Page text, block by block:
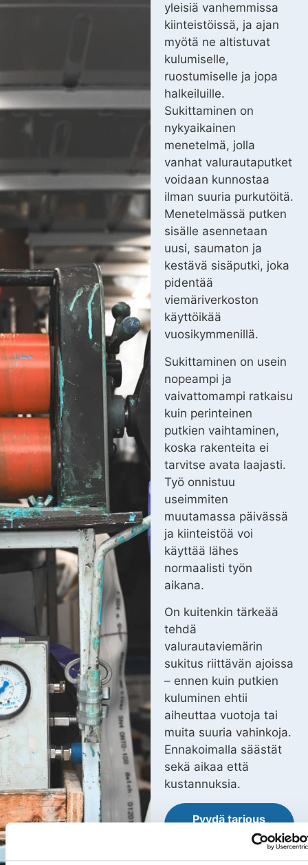
yleisiä vanhemmissa
kiinteistöissä, ja ajan
myötä ne altistuvat
kulumiselle,
ruostumiselle ja jopa
halkeiluille.
Sukittaminen on
nykyaikainen
menetelmä, jolla
vanhat valurautaputket
voidaan kunnostaa
ilman suuria purkutöitä.
Menetelmässä putken
sisälle asennetaan
uusi, saumaton ja
kestävä sisäputki, joka
pidentää
viemäriverkoston
käyttöikää
vuosikymmenillä.
Sukittaminen on usein
nopeampi ja
vaivattomampi ratkaisu
kuin perinteinen
putkien vaihtaminen,
koska rakenteita ei
tarvitse avata laajasti.
Työ onnistuu
useimmiten
muutamassa päivässä
ja kiinteistöä voi
käyttää lähes
normaalisti työn
aikana.
On kuitenkin tärkeää
tehdä
valurautaviemärin
sukitus riittävän ajoissa
– ennen kuin putkien
kuluminen ehtii
aiheuttaa vuotoja tai
muita suuria vahinkoja.
Ennakoimalla säästät
sekä aikaa että
kustannuksia.
Pyydä tarjous
sukituksesta